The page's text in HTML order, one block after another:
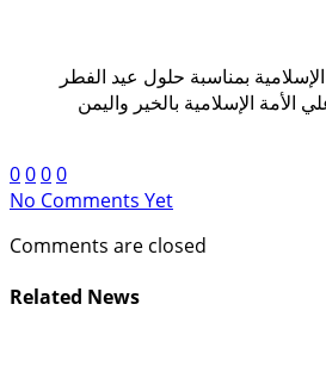
بمناسبة حلول عيد الفطر
الأمة الإسلامية بالخير واليمن
0000
No Comments Yet
Comments are closed
Related News